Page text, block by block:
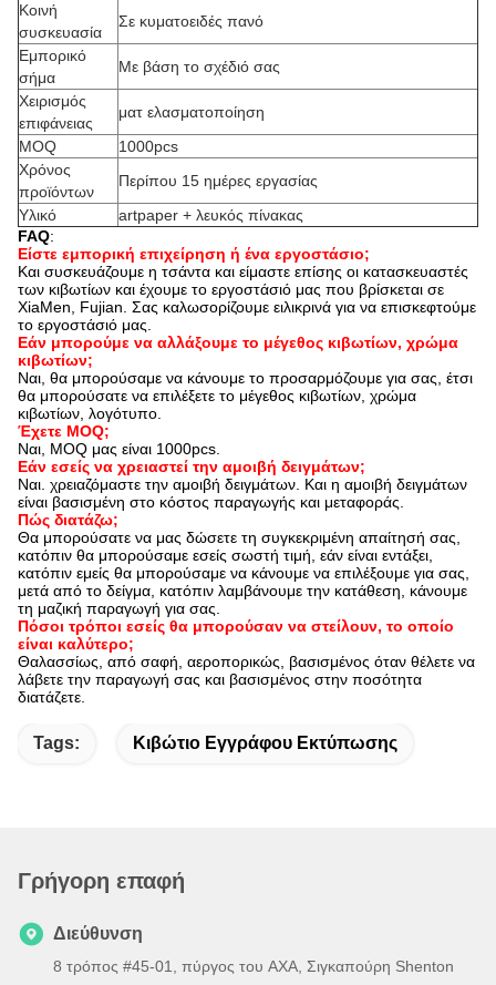
Κοινή
συσκευασία
Σε κυματοειδές πανό
Εμπορικό
σήμα
Με βάση το σχέδιό σας
Χειρισμός
επιφάνειας
ματ ελασματοποίηση
MOQ
1000pcs
Χρόνος
προϊόντων
Περίπου 15 ημέρες εργασίας
Υλικό
artpaper + λευκός πίνακας
FAQ:
Είστε εμπορική επιχείρηση ή ένα εργοστάσιο;
Και συσκευάζουμε η τσάντα και είμαστε επίσης οι κατασκευαστές
των κιβωτίων και έχουμε το εργοστάσιό μας που βρίσκεται σε
XiaMen, Fujian. Σας καλωσορίζουμε ειλικρινά για να επισκεφτούμε
το εργοστάσιό μας.
Εάν μπορούμε να αλλάξουμε το μέγεθος κιβωτίων, χρώμα
κιβωτίων;
Ναι, θα μπορούσαμε να κάνουμε το προσαρμόζουμε για σας, έτσι
θα μπορούσατε να επιλέξετε το μέγεθος κιβωτίων, χρώμα
κιβωτίων, λογότυπο.
Έχετε MOQ;
Ναι, MOQ μας είναι 1000pcs.
Εάν εσείς να χρειαστεί την αμοιβή δειγμάτων;
Ναι. χρειαζόμαστε την αμοιβή δειγμάτων. Και η αμοιβή δειγμάτων
είναι βασισμένη στο κόστος παραγωγής και μεταφοράς.
Πώς διατάζω;
Θα μπορούσατε να μας δώσετε τη συγκεκριμένη απαίτησή σας,
κατόπιν θα μπορούσαμε εσείς σωστή τιμή, εάν είναι εντάξει,
κατόπιν εμείς θα μπορούσαμε να κάνουμε να επιλέξουμε για σας,
μετά από το δείγμα, κατόπιν λαμβάνουμε την κατάθεση, κάνουμε
τη μαζική παραγωγή για σας.
Πόσοι τρόποι εσείς θα μπορούσαν να στείλουν, το οποίο
είναι καλύτερο;
Θαλασσίως, από σαφή, αεροπορικώς, βασισμένος όταν θέλετε να
λάβετε την παραγωγή σας και βασισμένος στην ποσότητα
διατάζετε.
Tags: Κιβώτιο Εγγράφου Εκτύπωσης
Γρήγορη επαφή
Διεύθυνση
8 τρόπος #45-01, πύργος του AXA, Σιγκαπούρη Shenton